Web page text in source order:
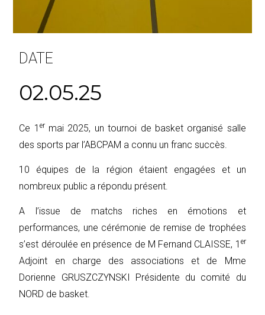
DATE
02.05.25
Ce 1 ermai 2025, un tournoi de basket organisé salle
des sports par l’ABCPAM a connu un franc succès.
10 équipes de la région étaient engagées et un
nombreux public a répondu présent.
A l’issue de matchs riches en émotions et
performances, une cérémonie de remise de trophées
s’est déroulée en présence de M Fernand CLAISSE, 1 er
Adjoint en charge des associations et de Mme
Dorienne GRUSZCZYNSKI Présidente du comité du
NORD de basket.